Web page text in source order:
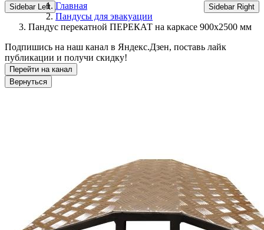
Sidebar Left Sidebar Right
Главная
Пандусы для эвакуации
Пандус перекатной ПЕРЕКАТ на каркасе 900х2500 мм
Подпишись на наш канал в Яндекс.Дзен, поставь лайк
публикации и получи скидку!